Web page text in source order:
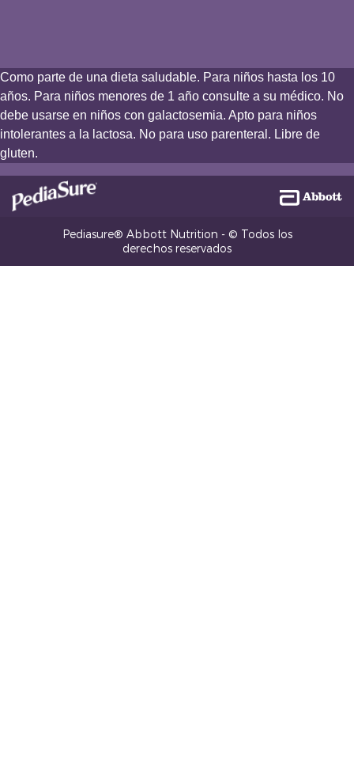
Como parte de una dieta saludable. Para niños hasta los 10
años. Para niños menores de 1 año consulte a su médico. No
debe usarse en niños con galactosemia. Apto para niños
intolerantes a la lactosa. No para uso parenteral. Libre de
gluten.
Pediasure® Abbott Nutrition - © Todos los
derechos reservados